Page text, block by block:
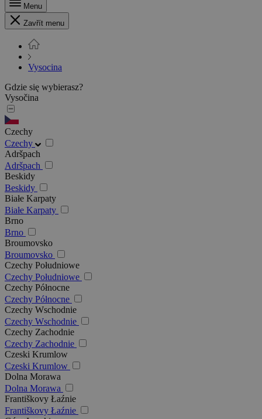
Menu
Zavřít menu
Vysocina
Gdzie się wybierasz?
Vysočina
Czechy
Czechy
Adršpach
Adršpach
Beskidy
Beskidy
Białe Karpaty
Białe Karpaty
Brno
Brno
Broumovsko
Broumovsko
Czechy Południowe
Czechy Południowe
Czechy Północne
Czechy Północne
Czechy Wschodnie
Czechy Wschodnie
Czechy Zachodnie
Czechy Zachodnie
Czeski Krumlow
Czeski Krumlow
Dolna Morawa
Dolna Morawa
Františkovy Łaźnie
Františkovy Łaźnie